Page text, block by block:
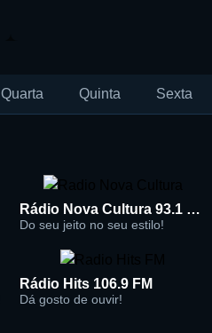
Quarta Quinta Sexta
Rádio Nova Cultura 93.1 FM
Do seu jeito no seu estilo!
Rádio Hits 106.9 FM
Dá gosto de ouvir!